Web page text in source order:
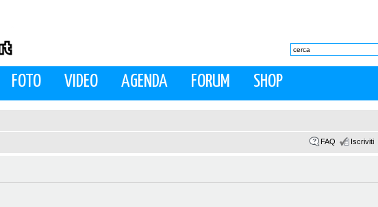
FOTO VIDEO AGENDA FORUM SHOP
FAQ Iscriviti